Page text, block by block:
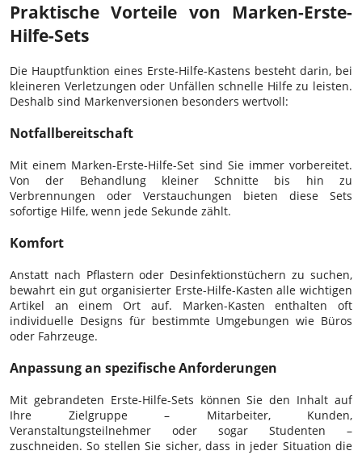
Praktische Vorteile von Marken-Erste-
Hilfe-Sets
Die Hauptfunktion eines Erste-Hilfe-Kastens besteht darin, bei
kleineren Verletzungen oder Unfällen schnelle Hilfe zu leisten.
Deshalb sind Markenversionen besonders wertvoll:
Notfallbereitschaft
Mit einem Marken-Erste-Hilfe-Set sind Sie immer vorbereitet.
Von der Behandlung kleiner Schnitte bis hin zu
Verbrennungen oder Verstauchungen bieten diese Sets
sofortige Hilfe, wenn jede Sekunde zählt.
Komfort
Anstatt nach Pflastern oder Desinfektionstüchern zu suchen,
bewahrt ein gut organisierter Erste-Hilfe-Kasten alle wichtigen
Artikel an einem Ort auf. Marken-Kasten enthalten oft
individuelle Designs für bestimmte Umgebungen wie Büros
oder Fahrzeuge.
Anpassung an spezifische Anforderungen
Mit gebrandeten Erste-Hilfe-Sets können Sie den Inhalt auf
Ihre Zielgruppe – Mitarbeiter, Kunden,
Veranstaltungsteilnehmer oder sogar Studenten –
zuschneiden. So stellen Sie sicher, dass in jeder Situation die